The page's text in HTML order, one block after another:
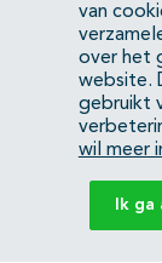
(088) 505 34
YouTube
KvK Federatie
Privacyverklaring
van
over het
website.
gebruikt
wil meer
Ik